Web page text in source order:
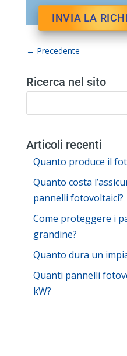
← Precedente
Ricerca nel sito
Articoli recenti
Quanto produce il
Quanto costa
pannelli fotovoltaici?
Come proteggere i
grandine?
Quanto dura un
Quanti pannelli
kW?